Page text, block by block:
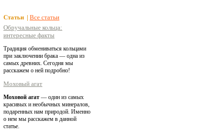
Статьи | Все статьи
Обручальные кольца:
интересные факты
Традиция обмениваться кольцами
при заключении брака — одна из
самых древних. Сегодня мы
расскажем о ней подробно!
Моховый агат
Моховой агат — один из самых
красивых и необычных минералов,
подаренных нам природой. Именно
о нем мы расскажем в данной
статье.